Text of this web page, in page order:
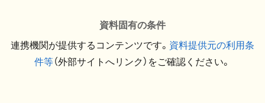
資料固有の条件
連携機関が提供するコンテンツです。 資料提供元の利用条
件等（外部サイトへリンク）をご確認ください。